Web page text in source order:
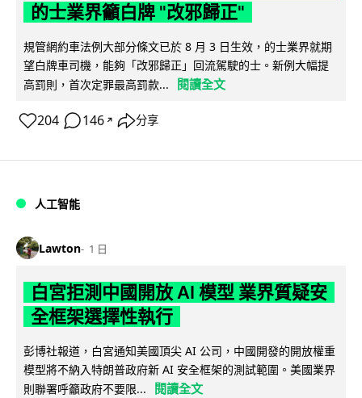
的士業界籲白牌 "改邪歸正"
規管網約車法例大部分條文已於 8 月 3 日生效，的士業界就期
望白牌車司機，能夠「改邪歸正」回流駕駛的士。新例大幅提
高罰則，首次定罪最高罰款...
閱讀全文
204 146 ↗ 分享
人工智能
Lawton 1 日
白宮拒測中國開放 AI 模型 業界質疑安
全框架選擇性執行
彭博社報道，白宮通知美國頂尖 AI 公司，中國開發的開放權重
模型將不納入特朗普政府新 AI 安全框架的測試範圍。美國業界
則聯署呼籲政府不要限...
閱讀全文